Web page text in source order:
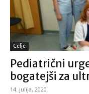
Celje
Pediatrični
bogatejši za
14. julija, 2020